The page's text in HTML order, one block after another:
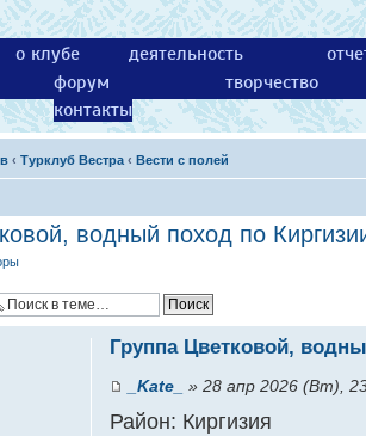
о клубе деятельность
форум
творчество
контакты
‹ Турклуб Вестра ‹ Вести с полей
водный поход по
Группа Цветковой,
_Kate_ » 28 апр 2026 (Вт),
Район: Киргизия